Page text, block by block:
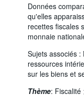
Données
qu'elles
recettes fiscales
monnaie
Sujets associés
ressources
sur les biens et
Thème: Fiscalité